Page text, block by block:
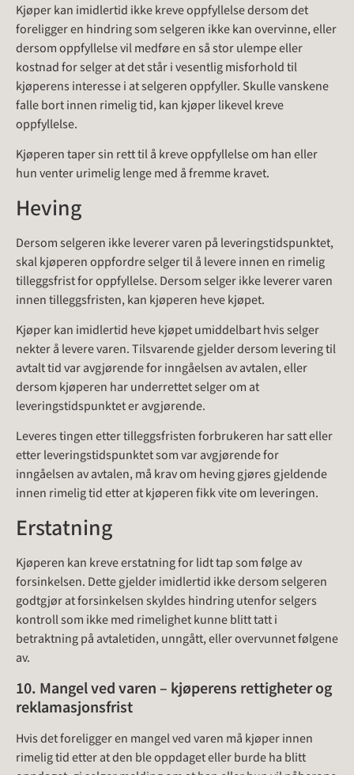
Kjøper kan imidlertid ikke kreve oppfyllelse dersom det
foreligger en hindring som selgeren ikke kan overvinne, eller
dersom oppfyllelse vil medføre en så stor ulempe eller
kostnad for selger at det står i vesentlig misforhold til
kjøperens interesse i at selgeren oppfyller. Skulle vanskene
falle bort innen rimelig tid, kan kjøper likevel kreve
oppfyllelse.
Kjøperen taper sin rett til å kreve oppfyllelse om han eller
hun venter urimelig lenge med å fremme kravet.
Heving
Dersom selgeren ikke leverer varen på leveringstidspunktet,
skal kjøperen oppfordre selger til å levere innen en rimelig
tilleggsfrist for oppfyllelse. Dersom selger ikke leverer varen
innen tilleggsfristen, kan kjøperen heve kjøpet.
Kjøper kan imidlertid heve kjøpet umiddelbart hvis selger
nekter å levere varen. Tilsvarende gjelder dersom levering til
avtalt tid var avgjørende for inngåelsen av avtalen, eller
dersom kjøperen har underrettet selger om at
leveringstidspunktet er avgjørende.
Leveres tingen etter tilleggsfristen forbrukeren har satt eller
etter leveringstidspunktet som var avgjørende for
inngåelsen av avtalen, må krav om heving gjøres gjeldende
innen rimelig tid etter at kjøperen fikk vite om leveringen.
Erstatning
Kjøperen kan kreve erstatning for lidt tap som følge av
forsinkelsen. Dette gjelder imidlertid ikke dersom selgeren
godtgjør at forsinkelsen skyldes hindring utenfor selgers
kontroll som ikke med rimelighet kunne blitt tatt i
betraktning på avtaletiden, unngått, eller overvunnet følgene
av.
10. Mangel ved varen – kjøperens rettigheter og
reklamasjonsfrist
Hvis det foreligger en mangel ved varen må kjøper innen
rimelig tid etter at den ble oppdaget eller burde ha blitt